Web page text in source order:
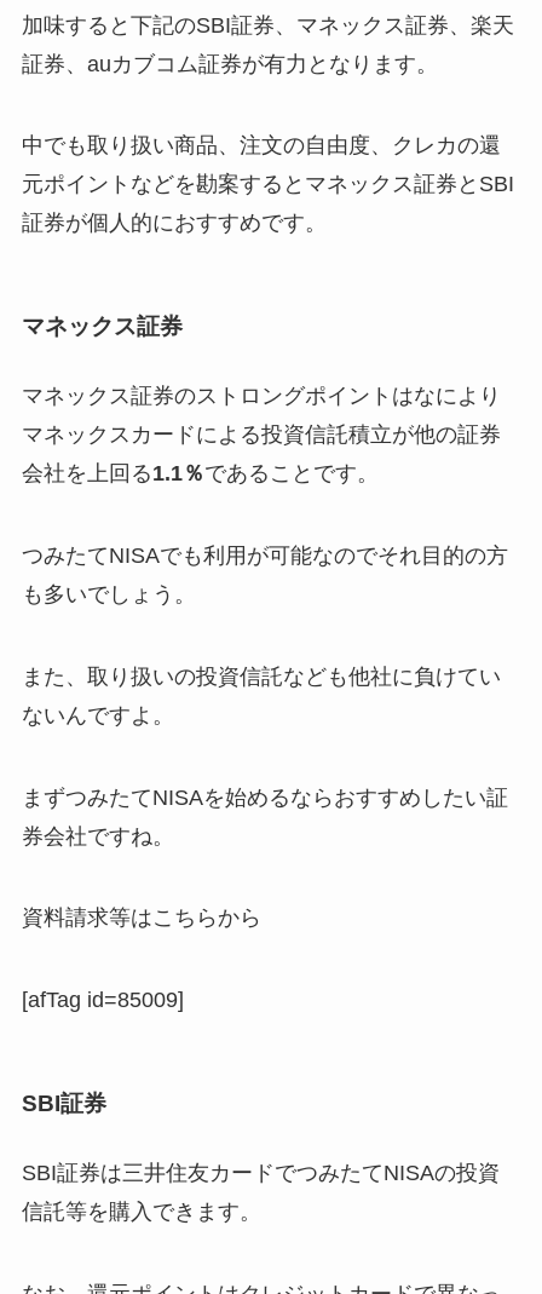
加味すると下記のSBI証券、マネックス証券、楽天
証券、auカブコム証券が有力となります。
中でも取り扱い商品、注文の自由度、クレカの還
元ポイントなどを勘案するとマネックス証券とSBI
証券が個人的におすすめです。
マネックス証券
マネックス証券のストロングポイントはなにより
マネックスカードによる投資信託積立が他の証券
会社を上回る1.1％であることです。
つみたてNISAでも利用が可能なのでそれ目的の方
も多いでしょう。
また、取り扱いの投資信託なども他社に負けてい
ないんですよ。
まずつみたてNISAを始めるならおすすめしたい証
券会社ですね。
資料請求等はこちらから
[afTag id=85009]
SBI証券
SBI証券は三井住友カードでつみたてNISAの投資
信託等を購入できます。